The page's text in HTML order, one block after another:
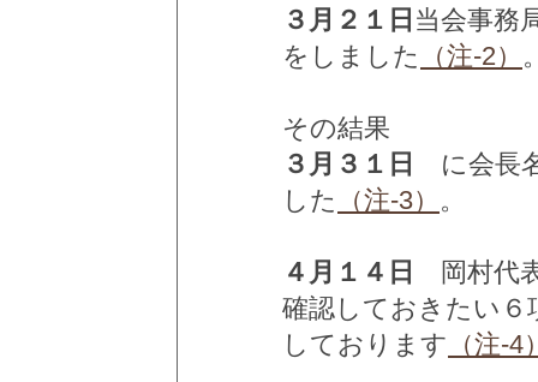
３月２１日 当会事務
をしました
（注-2）
その結果
３月３１日
に会長
した
（注-3） 。
４月１４日
岡村代
確認しておきたい６
しております （注-4